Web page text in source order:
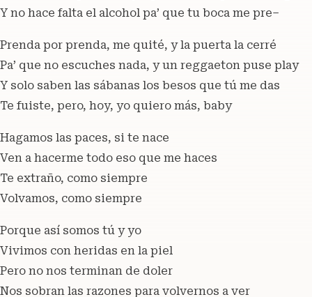
Y no hace falta el alcohol pa’ que tu boca me pre–
Prenda por prenda, me quité, y la puerta la cerré
Pa’ que no escuches nada, y un reggaeton puse play
Y solo saben las sábanas los besos que tú me das
Te fuiste, pero, hoy, yo quiero más, baby
Hagamos las paces, si te nace
Ven a hacerme todo eso que me haces
Te extraño, como siempre
Volvamos, como siempre
Porque así somos tú y yo
Vivimos con heridas en la piel
Pero no nos terminan de doler
Nos sobran las razones para volvernos a ver